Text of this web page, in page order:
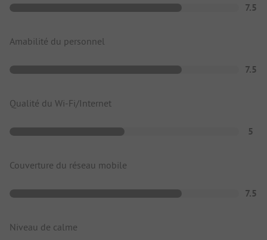
7.5
Amabilité du personnel
7.5
Qualité du Wi-Fi/Internet
5
Couverture du réseau mobile
7.5
Niveau de calme